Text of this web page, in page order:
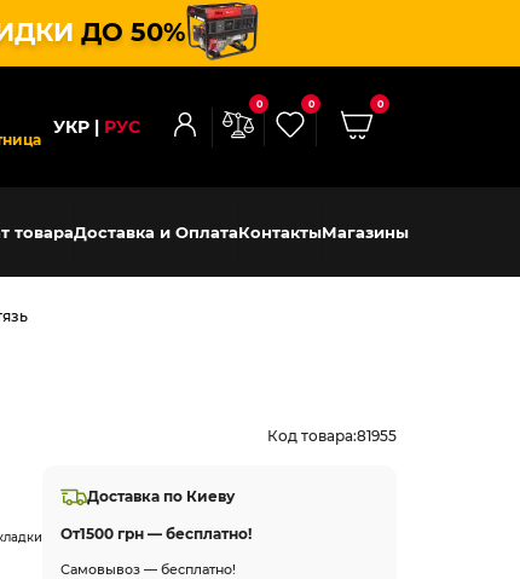
ДО 50%
УКР РУС
0 0 0
товараДоставка и ОплатаКонтактыМагазины
Код товара:81955
Доставка по Киеву
От1500 грн — бесплатно!
Самовывоз — бесплатно!